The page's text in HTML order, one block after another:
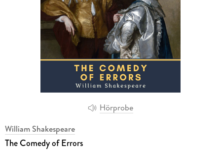
Hörprobe
William Shakespeare
The Comedy of Errors